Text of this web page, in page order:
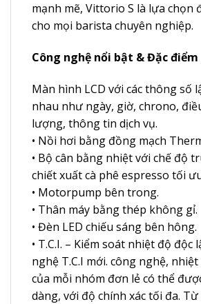
mạnh mẽ, Vittorio S là lựa chọn
cho mọi barista chuyên nghiệp.
Công nghệ nổi bật & Đặc
Màn hình LCD với các thông số
nhau như ngày, giờ, chrono,
lượng, thông tin dịch vụ.
• Nồi hơi bằng đồng mạch
• Bộ cân bằng nhiệt với chế độ
chiết xuất cà phê espresso tối
• Motorpump bên trong.
• Thân máy bằng thép không gỉ.
• Đèn LED chiếu sáng bên hông.
• T.C.I. – Kiểm soát nhiệt độ độc
nghệ T.C.I mới. công nghệ,
của mỗi nhóm đơn lẻ có thể
dàng, với độ chính xác tối đa.